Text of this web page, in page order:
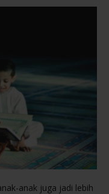
anak juga jadi lebih